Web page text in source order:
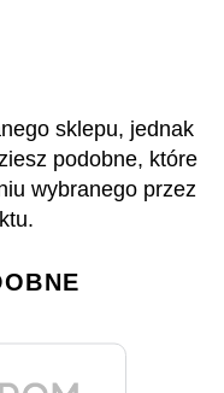
sklepu, jednak
podobne, które
wybranego przez